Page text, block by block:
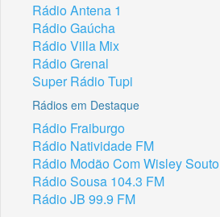
Rádio Antena 1
Rádio Gaúcha
Rádio Villa Mix
Rádio Grenal
Super Rádio Tupi
Rádios em Destaque
Rádio Fraiburgo
Rádio Natividade FM
Rádio Modão Com Wisley Souto
Rádio Sousa 104.3 FM
Rádio JB 99.9 FM